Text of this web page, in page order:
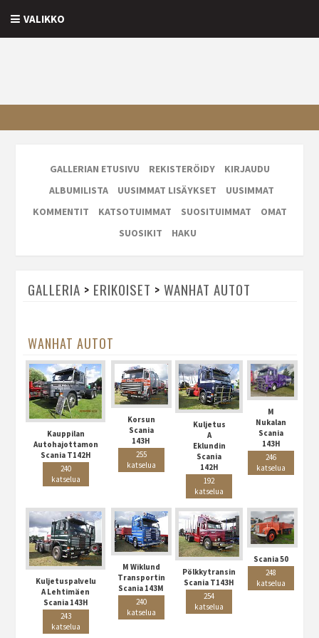
VALIKKO
GALLERIAN ETUSIVU REKISTERÖIDY
KIRJAUDU
ALBUMILISTA
UUSIMMAT LISÄYKSET
UUSIMMAT
KOMMENTIT
KATSOTUIMMAT SUOSITUIMMAT
OMAT
SUOSIKIT
HAKU
GALLERIA > ERIKOISET > WANHAT AUTOT
WANHAT AUTOT
Kauppilan
Autohajottamon
Scania T142H
240
katselua
Korsun
Scania
143H
255
katselua
Kuljetus
A
Eklundin
Scania
142H
192
katselua
M
Nukalan
Scania
143H
246
katselua
Kuljetuspalvelu
A Lehtimäen
Scania 143H
243
katselua
M Wiklund
Transportin
Scania 143M
240
katselua
Pölkkytransin
Scania T143H
254
katselua
Scania 50
248
katselua